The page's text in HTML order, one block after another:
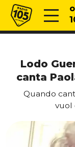
Vai al contenuto
Radio 105
Lodo
canta
Quando
vuol